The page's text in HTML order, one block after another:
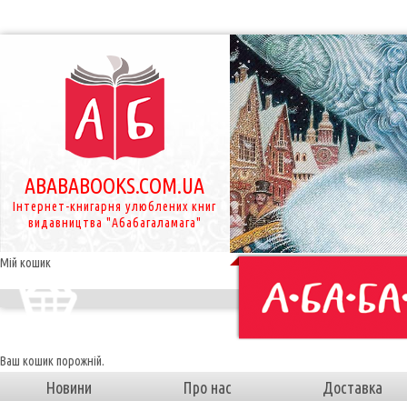
ABABABOOKS.COM.UA
Інтернет-книгарня улюблених книг
видавництва "Абабагаламага"
Мій кошик
Ваш кошик порожній.
Новини Про нас Доставка